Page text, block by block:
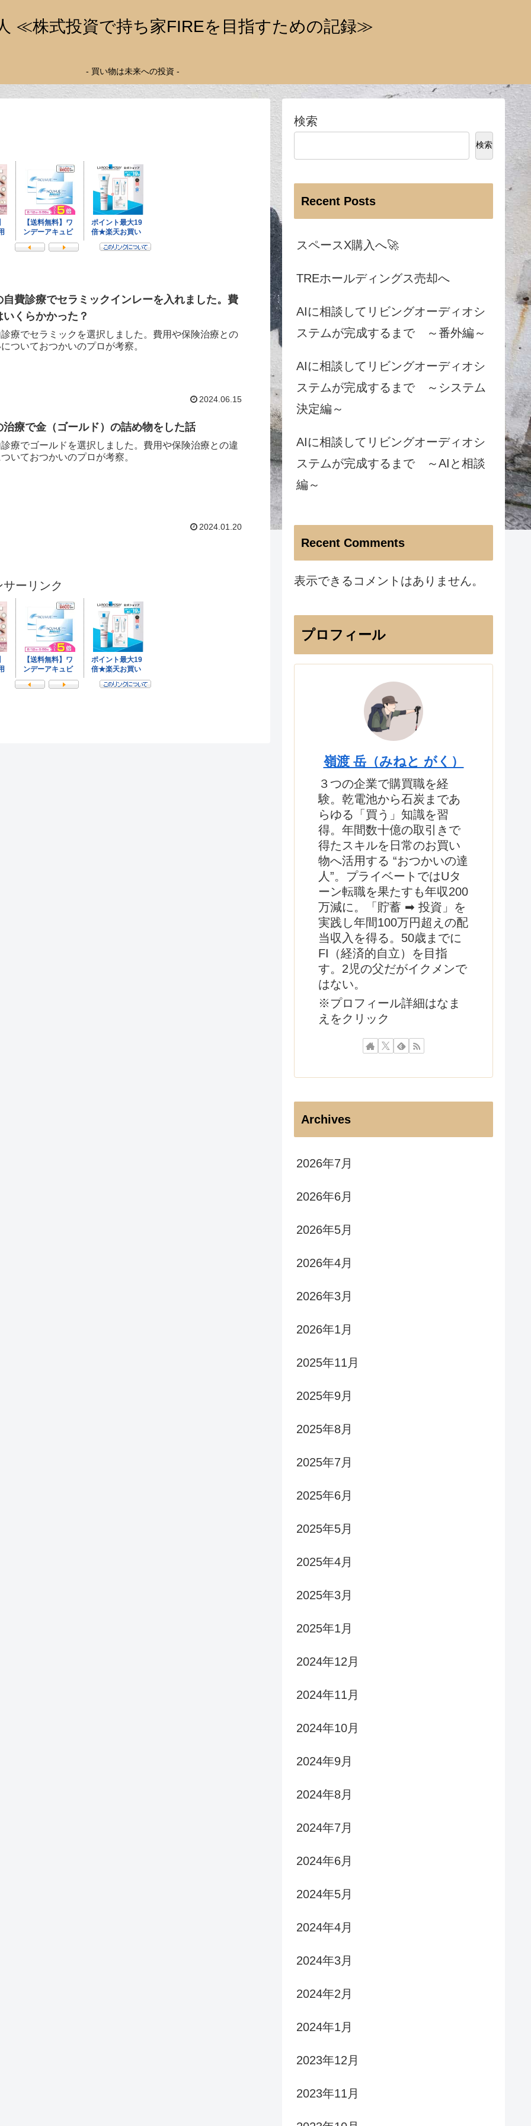
≪株式投資で持ち家FIREを目指すための記録≫
- 買い物は未来への投資 -
自費診療でセラミックインレーを入れました。費
いくらかかった？
療でセラミックを選択しました。費用や保険治療との
ついておつかいのプロが考察。
2024.06.15
治療で金（ゴールド）の詰め物をした話
療でゴールドを選択しました。費用や保険治療との違
いておつかいのプロが考察。
2024.01.20
サーリンク
検索
検索
Recent Posts
スペースX購入へ🚀
TREホールディングス売却へ
AIに相談してリビングオーディオシ
ステムが完成するまで ～番外編～
AIに相談してリビングオーディオシ
ステムが完成するまで ～システム
決定編～
AIに相談してリビングオーディオシ
ステムが完成するまで ～AIと相談
編～
Recent Comments
表示できるコメントはありません。
プロフィール
嶺渡 岳（みねと がく）
３つの企業で購買職を経
験。乾電池から石炭まであ
らゆる「買う」知識を習
得。年間数十億の取引きで
得たスキルを日常のお買い
物へ活用する “おつかいの達
人”。プライベートではUタ
ーン転職を果たすも年収200
万減に。「貯蓄 ➡ 投資」を
実践し年間100万円超えの配
当収入を得る。50歳までに
FI（経済的自立）を目指
す。2児の父だがイクメンで
はない。
※プロフィール詳細はなま
えをクリック
Archives
2026年7月
2026年6月
2026年5月
2026年4月
2026年3月
2026年1月
2025年11月
2025年9月
2025年8月
2025年7月
2025年6月
2025年5月
2025年4月
2025年3月
2025年1月
2024年12月
2024年11月
2024年10月
2024年9月
2024年8月
2024年7月
2024年6月
2024年5月
2024年4月
2024年3月
2024年2月
2024年1月
2023年12月
2023年11月